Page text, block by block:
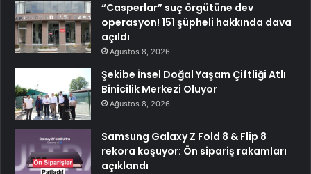
“Casperlar” suç örgütüne dev
operasyon! 151 şüpheli hakkında dava
açıldı
Ağustos 8, 2026
Şekibe İnsel Doğal Yaşam Çiftliği Atlı
Binicilik Merkezi Oluyor
Ağustos 8, 2026
Samsung Galaxy Z Fold 8 & Flip 8
rekora koşuyor: Ön sipariş rakamları
açıklandı